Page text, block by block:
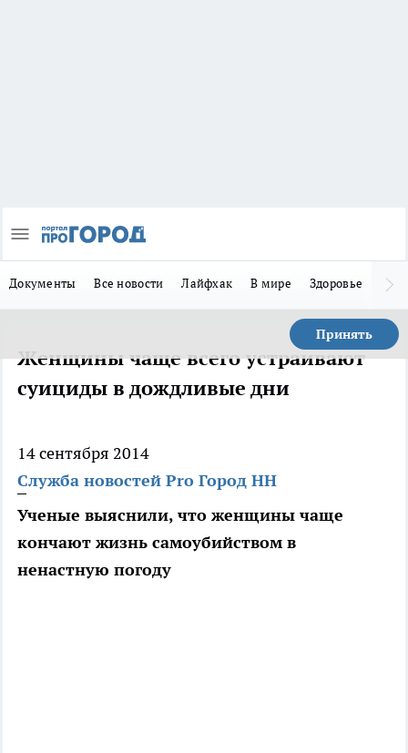
Документы Все новости Лайфхак В мире Здоровье
Принять
Женщины чаще всего устраивают
суициды в дождливые дни
14 сентября 2014
Служба новостей Pro Город НН
Ученые выяснили, что женщины чаще
кончают жизнь самоубийством в
ненастную погоду